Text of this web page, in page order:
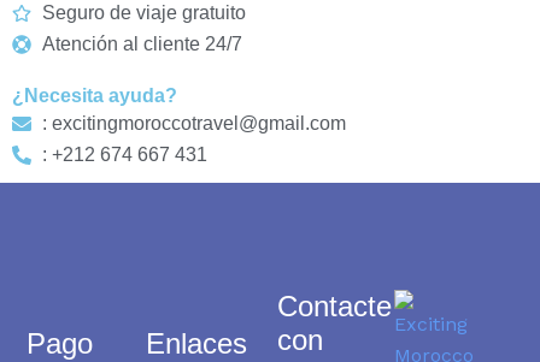
Seguro de viaje gratuito
Atención al cliente 24/7
¿Necesita ayuda?
: excitingmoroccotravel@gmail.com
: +212 674 667 431
Contacte
con
Enlaces
Pago